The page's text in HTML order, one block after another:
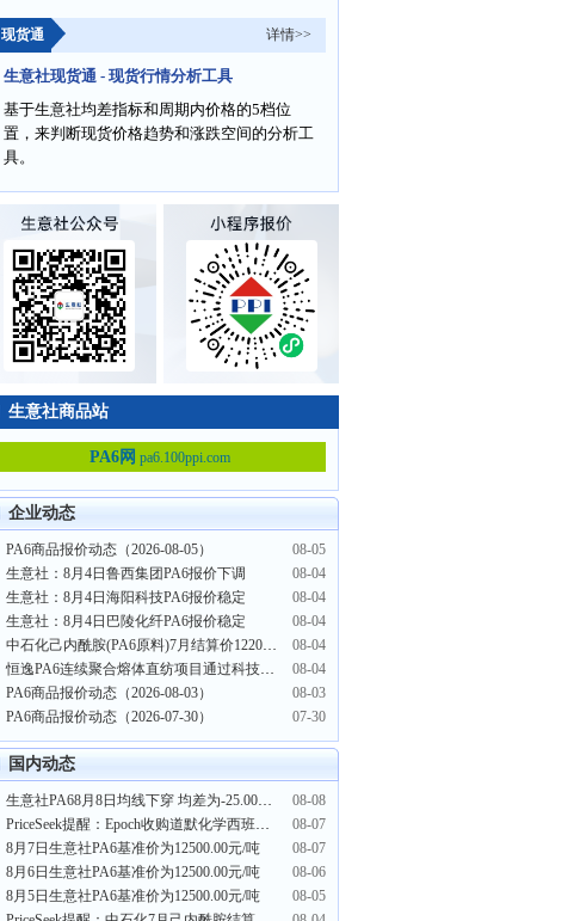
现货通 详情>>
生意社现货通 - 现货行情分析工具
基于生意社均差指标和周期内价格的5档位
置，来判断现货价格趋势和涨跌空间的分析工
具。
生意社商品站
PA6网 pa6.100ppi.com
企业动态
PA6商品报价动态（2026-08-05）
08-05
生意社：8月4日鲁西集团PA6报价下调
08-04
生意社：8月4日海阳科技PA6报价稳定
08-04
生意社：8月4日巴陵化纤PA6报价稳定
08-04
中石化己内酰胺(PA6原料)7月结算价12200元/吨
08-04
恒逸PA6连续聚合熔体直纺项目通过科技成果鉴定
08-04
PA6商品报价动态（2026-08-03）
08-03
PA6商品报价动态（2026-07-30）
07-30
国内动态
生意社PA68月8日均线下穿 均差为-25.00元/吨
08-08
PriceSeek提醒：Epoch收购道默化学西班牙PA66聚合厂
08-07
8月7日生意社PA6基准价为12500.00元/吨
08-07
8月6日生意社PA6基准价为12500.00元/吨
08-06
8月5日生意社PA6基准价为12500.00元/吨
08-05